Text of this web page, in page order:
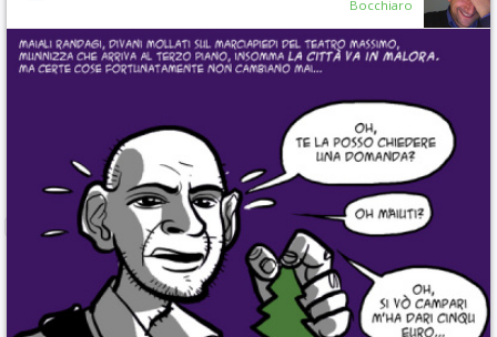
Bocchiaro